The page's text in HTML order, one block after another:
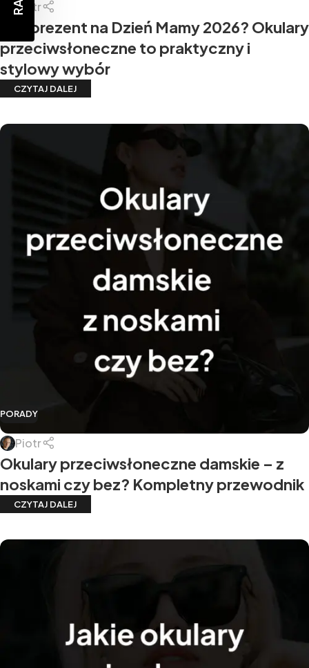
Piotr
Jaki prezent na Dzień Mamy 2026? Okulary
przeciwsłoneczne to praktyczny i
stylowy wybór
CZYTAJ DALEJ
PORADY
Piotr
Okulary przeciwsłoneczne damskie – z
noskami czy bez? Kompletny przewodnik
CZYTAJ DALEJ